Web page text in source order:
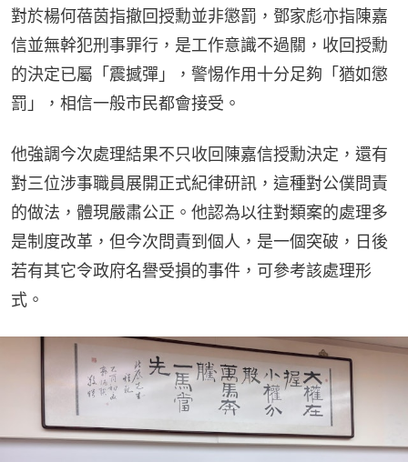
對於楊何蓓茵指撤回授勳並非懲罰，鄧家彪亦指陳嘉
信並無幹犯刑事罪行，是工作意識不過關，收回授勳
的決定已屬「震撼彈」，警惕作用十分足夠「猶如懲
罰」，相信一般市民都會接受。
他強調今次處理結果不只收回陳嘉信授勳決定，還有
對三位涉事職員展開正式紀律研訊，這種對公僕問責
的做法，體現嚴肅公正。他認為以往對類案的處理多
是制度改革，但今次問責到個人，是一個突破，日後
若有其它令政府名譽受損的事件，可參考該處理形
式。